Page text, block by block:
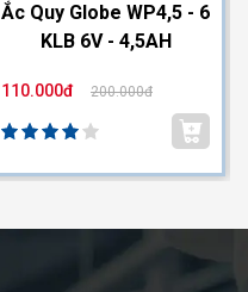
Ắc Quy Globe WP4,5 - 6
KLB 6V - 4,5AH
110.000đ 200.000đ